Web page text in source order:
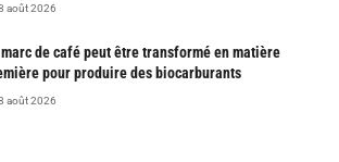
août 2026
de café peut être transformé en matière
pour produire des biocarburants
août 2026